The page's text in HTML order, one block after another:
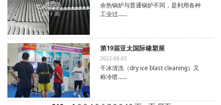
余热锅炉与普通锅炉不同，是利用各种
工业过……
第19届亚太国际橡塑展
2022-08-03
干冰清洗（dry ice blast cleaning）又
称冷喷……